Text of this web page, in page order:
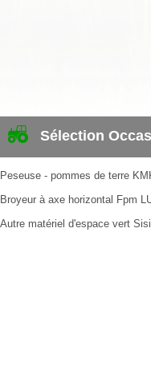
Sélection
Peseuse - pommes de terre
Broyeur à axe horizontal Fpm
Autre matériel d'espace vert